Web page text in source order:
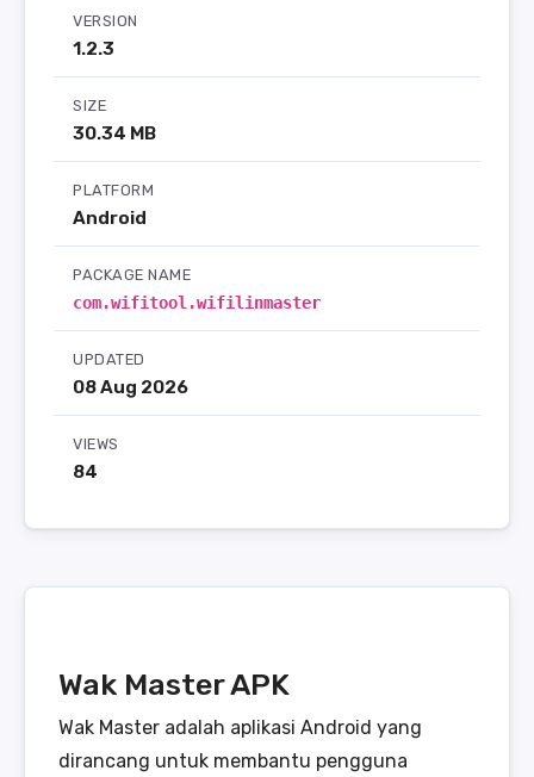
VERSION
1.2.3
SIZE
30.34 MB
PLATFORM
Android
PACKAGE NAME
com.wifitool.wifilinmaster
UPDATED
08 Aug 2026
VIEWS
84
Wak Master APK
Wak Master adalah aplikasi Android yang
dirancang untuk membantu pengguna